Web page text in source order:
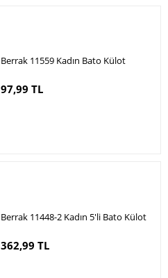
Berrak 11559 Kadın Bato Külot
97,99 TL
Berrak 11448-2 Kadın 5'li Bato Külot
362,99 TL